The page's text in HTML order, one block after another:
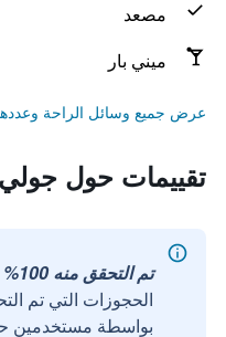
مصعد
ميني بار
عرض جميع وسائل الراحة وعددها
تقييمات حول
تم التحقق منه 100%
الحجوزات التي تم